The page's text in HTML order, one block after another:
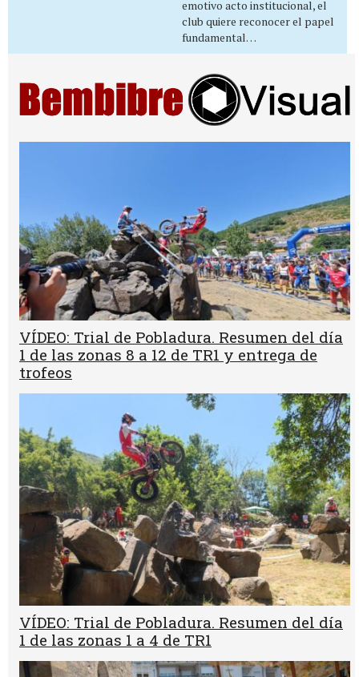
emotivo acto institucional, el
club quiere reconocer el papel
fundamental…
VÍDEO: Trial de Pobladura. Resumen del día
1 de las zonas 8 a 12 de TR1 y entrega de
trofeos
VÍDEO: Trial de Pobladura. Resumen del día
1 de las zonas 1 a 4 de TR1